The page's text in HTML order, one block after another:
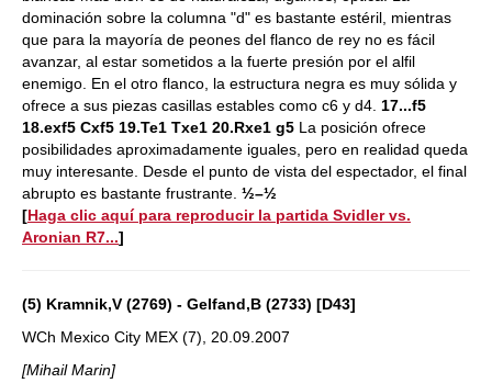
dominación sobre la columna "d" es bastante estéril, mientras
que para la mayoría de peones del flanco de rey no es fácil
avanzar, al estar sometidos a la fuerte presión por el alfil
enemigo. En el otro flanco, la estructura negra es muy sólida y
ofrece a sus piezas casillas estables como c6 y d4. 17...f5
18.exf5 Cxf5 19.Te1 Txe1 20.Rxe1 g5 La posición ofrece
posibilidades aproximadamente iguales, pero en realidad queda
muy interesante. Desde el punto de vista del espectador, el final
abrupto es bastante frustrante. ½–½
[Haga clic aquí para reproducir la partida Svidler vs.
Aronian R7...]
(5) Kramnik,V (2769) - Gelfand,B (2733) [D43]
WCh Mexico City MEX (7), 20.09.2007
[Mihail Marin]